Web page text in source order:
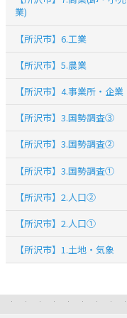
業)
【所沢市】6.工業
【所沢市】5.農業
【所沢市】4.事業所・企業
【所沢市】3.国勢調査③
【所沢市】3.国勢調査②
【所沢市】3.国勢調査①
【所沢市】2.人口②
【所沢市】2.人口①
【所沢市】1.土地・気象